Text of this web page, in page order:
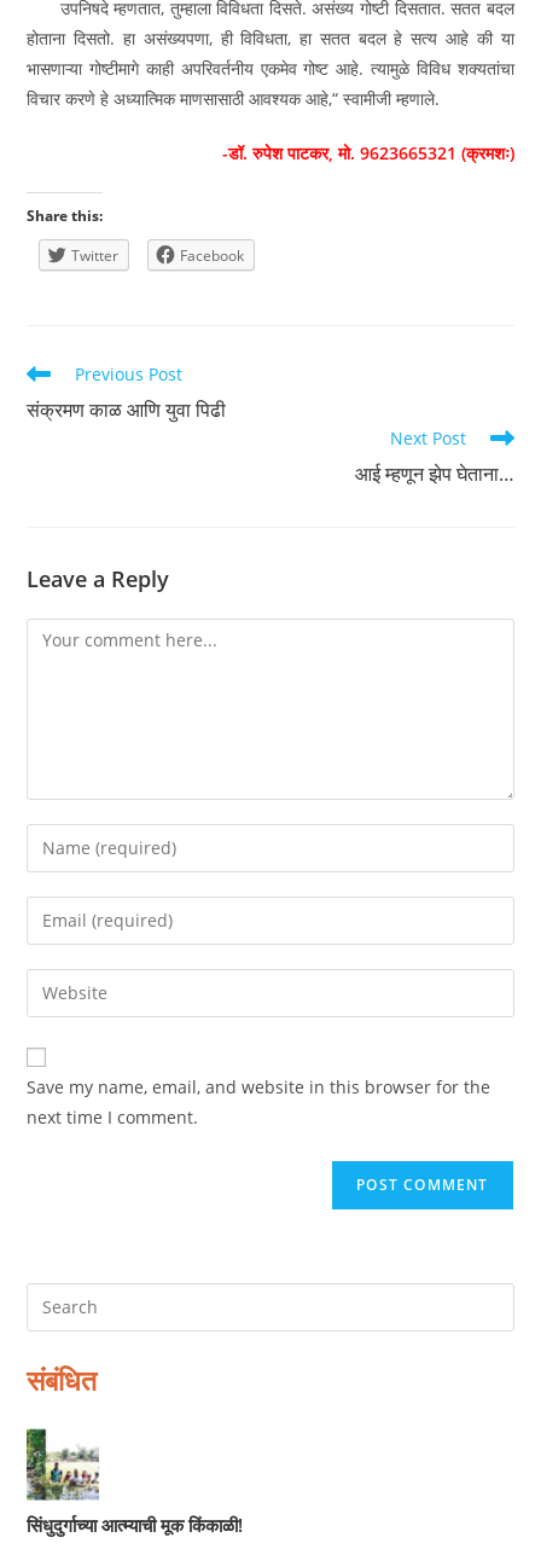
उपनिषदे म्हणतात, तुम्हाला विविधता दिसते. असंख्य गोष्टी दिसतात. सतत बदल
होताना दिसतो. हा असंख्यपणा, ही विविधता, हा सतत बदल हे सत्य आहे की या
भासणाऱ्या गोष्टीमागे काही अपरिवर्तनीय एकमेव गोष्ट आहे. त्यामुळे विविध शक्यतांचा
विचार करणे हे अध्यात्मिक माणसासाठी आवश्‍यक आहे,“ स्वामीजी म्हणाले.
-डॉ. रुपेश पाटकर, मो. 9623665321 (क्रमशः)
Share this:
Twitter
Facebook
Read
more
articles
Previous Post
संक्रमण काळ आणि युवा पिढी
Next Post
आई म्हणून झेप घेताना…
Leave a Reply
Comment
Enter
your
name
comment
Enter
your
email
address
comment
Enter
your
website
URL
(optional)
Save my name, email, and website in this browser for the
next time I comment.
संबंधित
सिंधुदुर्गाच्या आत्म्याची मूक किंकाळी!